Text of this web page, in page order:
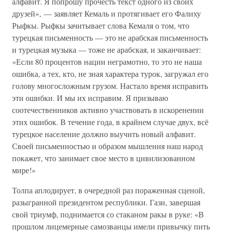
друзей», — заявляет Кемаль и протягивает его Фалиху
Рыфкы. Рыфкы зачитывает слова Кемаля о том, что
турецкая письменность — это не арабская письменность
и турецкая музыка — тоже не арабская, и заканчивает:
«Если 80 процентов нации неграмотно, то это не наша
ошибка, а тех, кто, не зная характера турок, загружал его
голову многосложным грузом. Настало время исправить
эти ошибки. И мы их исправим. Я призываю
соотечественников активно участвовать в искоренении
этих ошибок. В течение года, в крайнем случае двух, всё
турецкое население должно выучить новый алфавит.
Своей письменностью и образом мышления наш народ
покажет, что занимает свое место в цивилизованном
мире!»
Толпа аплодирует, в очередной раз пораженная сценой,
разыгранной президентом республики. Гази, завершая
свой триумф, поднимается со стаканом ракы в руке: «В
прошлом лицемерные самозванцы имели привычку пить